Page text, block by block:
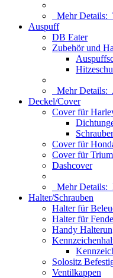
Mehr Details:
Auspuff
DB Eater
Zubehör und
Mehr Details:
Deckel/Cover
Cover für
Cover für
Cover für
Dashcover
Mehr Details:
Halter/Schrauben
Halter für
Halter für
Handy
Solositz
Ventilkappen